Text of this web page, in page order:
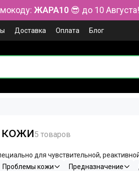
ЖАРА10😎 до 10 Августа!
Доставка Оплата Блог
для чувствительной,
Проблемы кожи Предназначение